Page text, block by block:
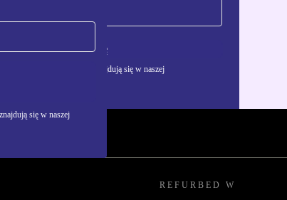
się w naszej
Zarejestruj się
danych osobowych znajdują się w naszej
REFURBED W